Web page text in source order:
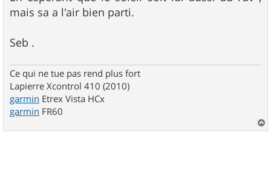
mais sa a l'air bien parti.
Seb .
Ce qui ne tue pas rend plus fort
Lapierre Xcontrol 410 (2010)
garmin Etrex Vista HCx
garmin FR60
a